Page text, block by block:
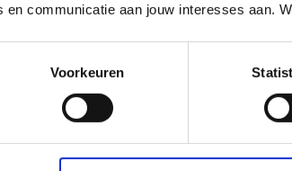
en communicatie aan jouw interesses aan.
Voorkeuren